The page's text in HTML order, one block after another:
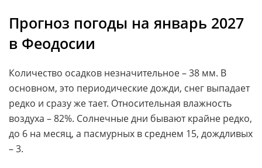
Прогноз погоды на январь 2027
в Феодосии
Количество осадков незначительное – 38 мм. В
основном, это периодические дожди, снег выпадает
редко и сразу же тает. Относительная влажность
воздуха – 82%. Солнечные дни бывают крайне редко,
до 6 на месяц, а пасмурных в среднем 15, дождливых
– 3.